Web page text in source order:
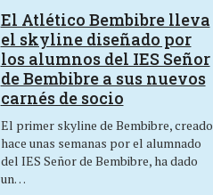
El Atlético Bembibre lleva
el skyline diseñado por
los alumnos del IES Señor
de Bembibre a sus nuevos
carnés de socio
El primer skyline de Bembibre, creado
hace unas semanas por el alumnado
del IES Señor de Bembibre, ha dado
un…